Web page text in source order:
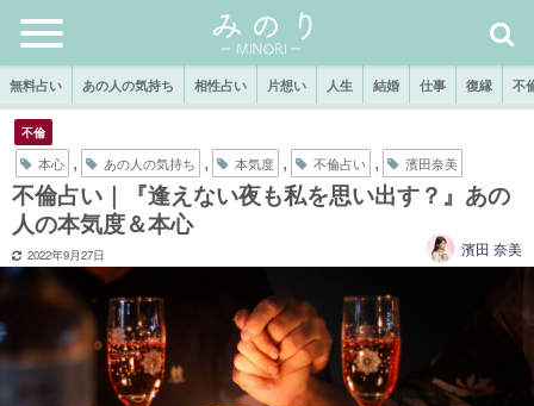
無料占い あの人の気持ち 相性占い 片想い 人生 結婚 仕事 復縁 不
不倫
本心 , あの人の気持ち , 本気度 , 不倫占い , 濱田奈美
不倫占い｜『逢えない夜も私を思い出す？』あの
人の本気度＆本心
2022年9月27日 濱田 奈美